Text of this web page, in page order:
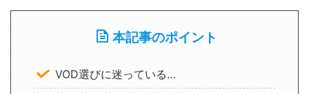
本記事のポイント
VOD選びに迷っている…